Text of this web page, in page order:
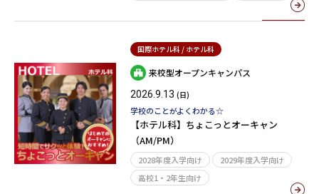
国際ホテル科 / ホテル科
来校型オープンキャンパス
2026.9.13 (日)
学校のことがよくわかる☆
【ホテル科】ちょこっとオーキャン
（AM/PM）
2028年度入学向け
2029年度入学向け
高校1・2年生向け